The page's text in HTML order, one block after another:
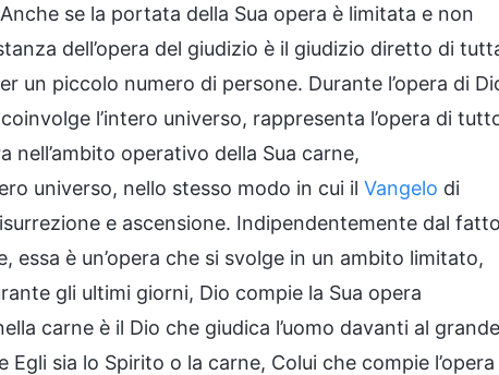
se la portata della Sua opera è limitata e non
dell’opera del giudizio è il giudizio diretto di
un piccolo numero di persone. Durante l’opera di
l’intero universo, rappresenta l’opera di
nell’ambito operativo della Sua carne,
universo, nello stesso modo in cui il Vangelo di
e ascensione. Indipendentemente dal fatto
essa è un’opera che si svolge in un ambito limitato,
gli ultimi giorni, Dio compie la Sua opera
carne è il Dio che giudica l’uomo davanti al grande
sia lo Spirito o la carne, Colui che compie l’opera